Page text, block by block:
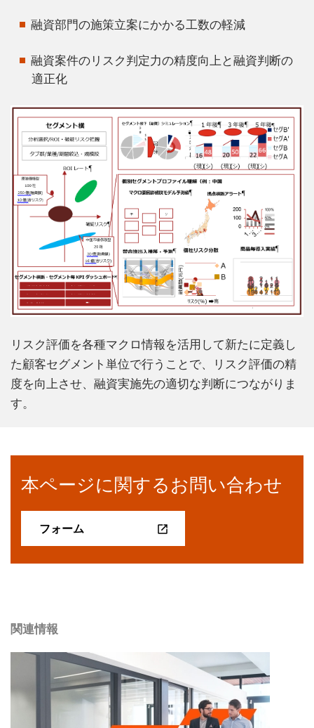
融資部門の施策立案にかかる工数の軽減
融資案件のリスク判定力の精度向上と融資判断の
適正化
リスク評価を各種マクロ情報を活用して新たに定義し
た顧客セグメント単位で行うことで、リスク評価の精
度を向上させ、融資実施先の適切な判断につながりま
す。
本ページに関するお問い合わせ
フォーム
関連情報